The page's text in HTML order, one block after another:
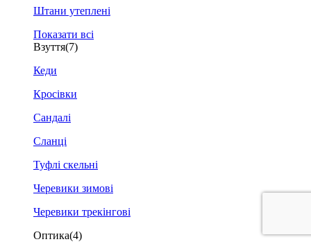
Штани утеплені
Показати всі
Взуття(7)
Кеди
Кросівки
Сандалі
Сланці
Туфлі скельні
Черевики зимові
Черевики трекінгові
Оптика(4)